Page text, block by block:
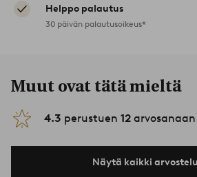
Helppo palautus
30 päivän palautusoikeus*
Muut ovat tätä mieltä
4.3 perustuen 12 arvosanaan
Näytä kaikki